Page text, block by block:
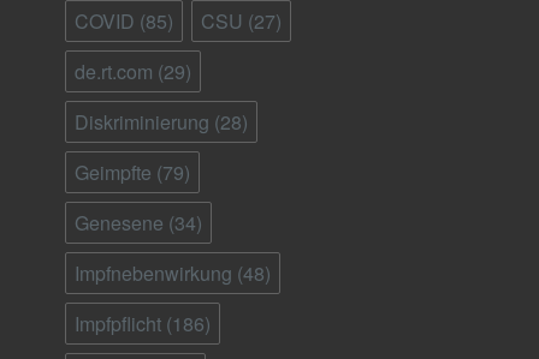
COVID (85) CSU (27)
de.rt.com (29)
Diskriminierung (28)
Geimpfte (79)
Genesene (34)
Impfnebenwirkung (48)
Impfpflicht (186)